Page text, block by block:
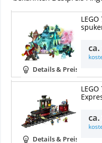
Details & Preise
ca.
Details & Preise
ca.